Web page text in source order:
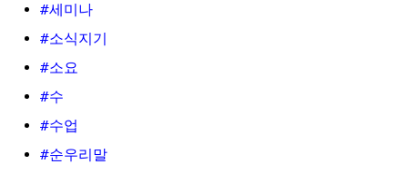
#세미나
#소식지기
#소요
#수
#수업
#순우리말